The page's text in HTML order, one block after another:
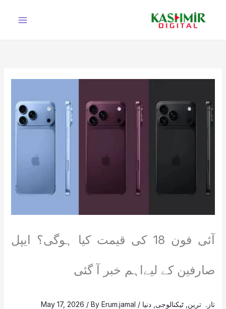
آئی فون 18 کی قیمت کیا ہوگی؟ ایپل
صارفین کے لیےاہم خبر آ گئی
تازہ ترین ٹیکنالوجی دنیا /
May 17, 2026 / ByErum.jamal